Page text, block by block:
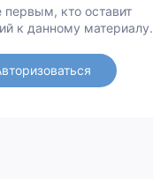
первым, кто оставит
к данному материалу.